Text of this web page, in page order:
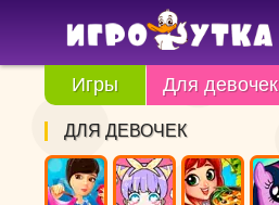
Игры Для девочек
ДЛЯ ДЕВОЧЕК